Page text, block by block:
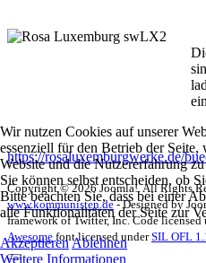
https://rosaluxemburgwerke.de/
Copyright © 2026 Joomla!. All Rights
www.kommunisten.de- Designed by
framework of Twitter, Inc. Code licensed
Awesome font licensed underSIL OFL
Wir nutzen Cookies auf unserer
essenziell für den Betrieb der Seite,
Website und die Nutzererfahrung
Sie können selbst entscheiden, ob
Bitte beachten Sie, dass bei einer
alle Funktionalitäten der Seite zur
AkzeptierenAblehnen
Weitere Informationen